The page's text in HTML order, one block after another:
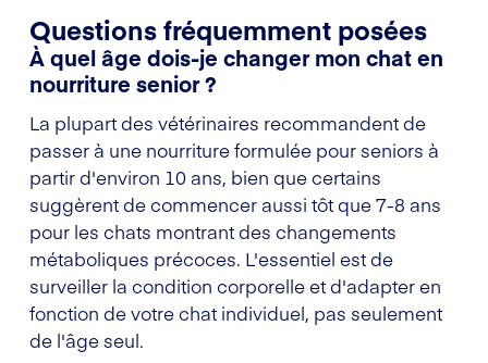
Questions fréquemment posées
À quel âge dois-je changer mon chat en
nourriture senior ?
La plupart des vétérinaires recommandent de
passer à une nourriture formulée pour seniors à
partir d'environ 10 ans, bien que certains
suggèrent de commencer aussi tôt que 7-8 ans
pour les chats montrant des changements
métaboliques précoces. L'essentiel est de
surveiller la condition corporelle et d'adapter en
fonction de votre chat individuel, pas seulement
de l'âge seul.